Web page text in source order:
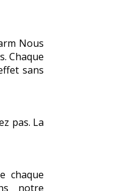
Nous
Chaque
sans
pas. La
chaque
notre